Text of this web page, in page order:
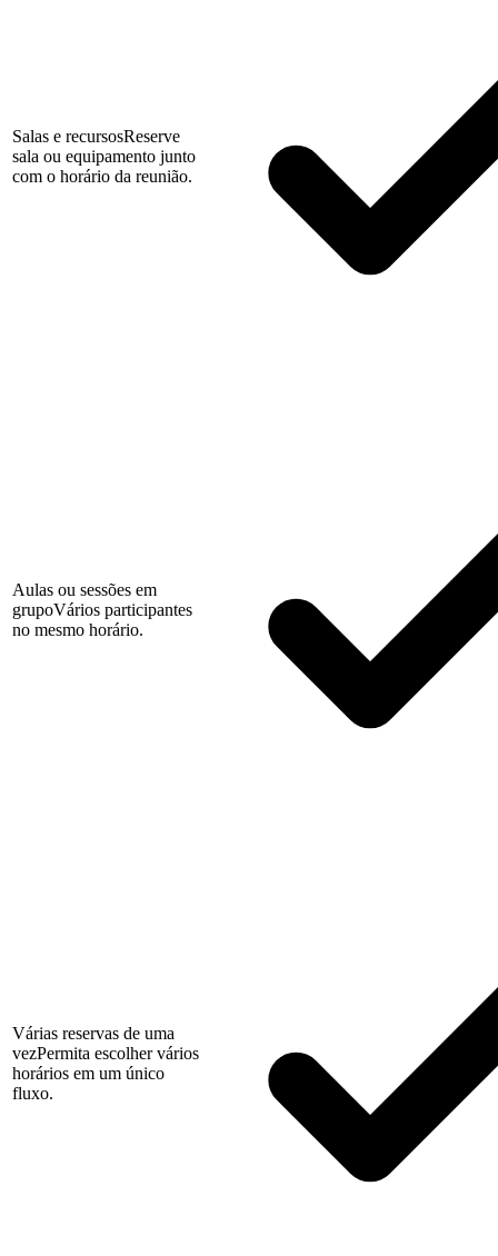
Salas e recursosReserve
sala ou equipamento junto
com o horário da reunião.
Aulas ou sessões em
grupoVários participantes
no mesmo horário.
Várias reservas de uma
vezPermita escolher vários
horários em um único
fluxo.